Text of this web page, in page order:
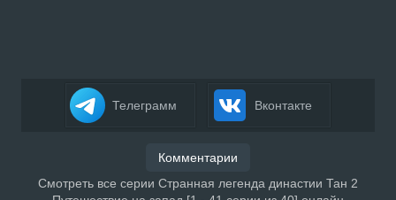
Телеграмм Вконтакте
Комментарии
Смотреть все серии Странная легенда династии Тан 2